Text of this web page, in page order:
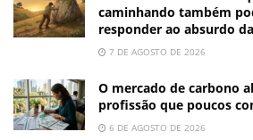
caminhando também
responder ao absurdo
7 DE AGOSTO DE 2026
O mercado de carbono
profissão que poucos
6 DE AGOSTO DE 2026